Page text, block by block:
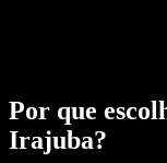
Por que
Irajuba?